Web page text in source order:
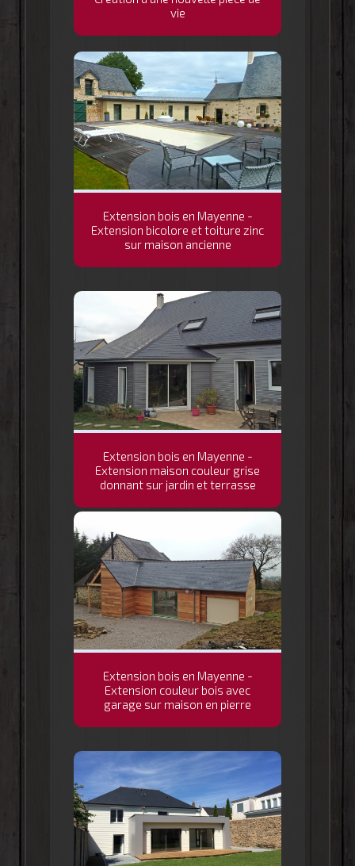
vie
Extension bois en Mayenne -
Extension bicolore et toiture zinc
sur maison ancienne
Extension bois en Mayenne -
Extension maison couleur grise
donnant sur jardin et terrasse
Extension bois en Mayenne -
Extension couleur bois avec
garage sur maison en pierre